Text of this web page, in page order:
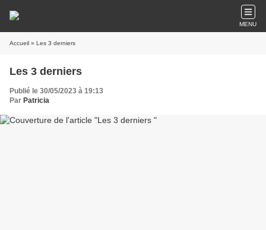
MENU
Accueil » Les 3 derniers
Les 3 derniers
Publié le 30/05/2023 à 19:13
Par Patricia